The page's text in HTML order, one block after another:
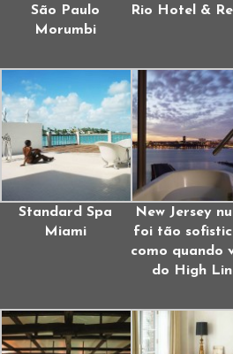
São Paulo
Morumbi
Rio Hotel &
Standard Spa
Miami
New Jersey
foi tão
como quando
do High